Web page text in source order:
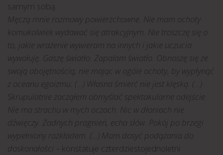
samym sobą.
Męczą mnie rozmowy powierzchowne. Nie mam ochoty
komukolwiek wydawać się atrakcyjnym. Nie troszczę się o
to, jakie wrażenie wywieram na innych i jakie uczucia
wywołuję. Gaszę światło. Zapalam światło. Obnoszę się ze
swoją obojętnością, nie mając w ogóle ochoty, by wypłynąć
z oceanu egoizmu. (…) Własna śmierć nie jest klęską. (…)
Skrupulatnie zacząłem obmyślać spektakularne odejście.
Nie ma strachu w mych oczach. Nic w dłoniach nie
dźwięczy. Żadnych pragnień, echa słów. Pokój po brzegi
wypełniony rozkładem. (…) Mam dosyć podążania do
doskonałości – konstatuje czterdziestojednoletni